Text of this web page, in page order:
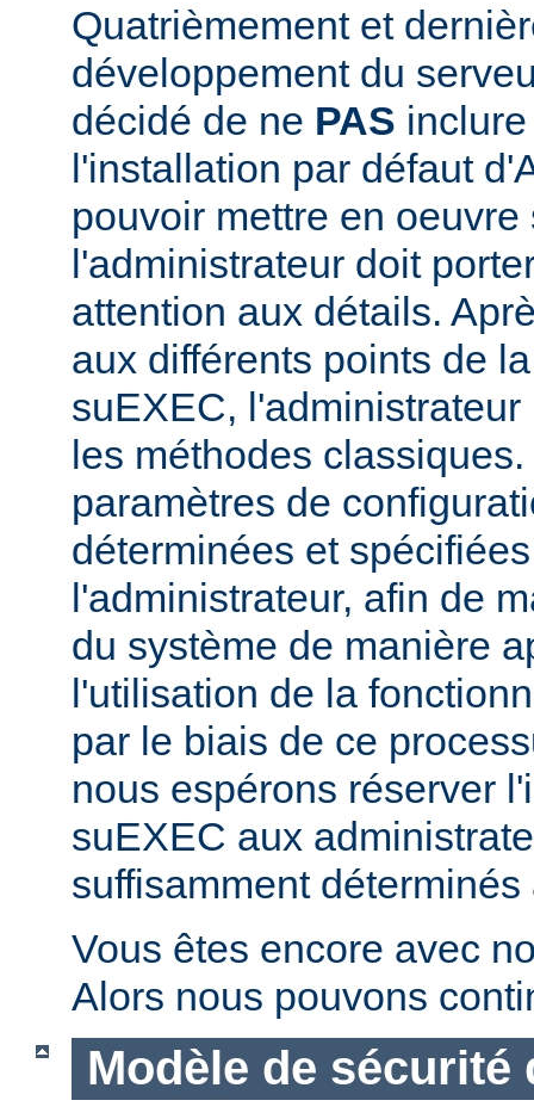
Quatrièmement et
développement du
décidé de ne PAS
l'installation par défaut
pouvoir mettre en oeuvre
l'administrateur doit
attention aux détails.
aux différents points de
suEXEC,
les méthodes
paramètres de
déterminées et
l'administrateur, afin de
du système de manière
l'utilisation de la
par le biais de ce
nous espérons réserver
suEXEC aux
suffisamment
Vous êtes encore avec
Alors nous pouvons
Modèle de sécurité